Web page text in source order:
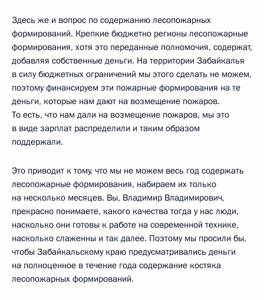
Здесь же и вопрос по содержанию лесопожарных
формирований. Крепкие бюджетно регионы лесопожарные
формирования, хотя это переданные полномочия, содержат,
добавляя собственные деньги. На территории Забайкалья
в силу бюджетных ограничений мы этого сделать не можем,
поэтому финансируем эти пожарные формирования на те
деньги, которые нам дают на возмещение пожаров.
То есть, что нам дали на возмещение пожаров, мы это
в виде зарплат распределили и таким образом
поддержали.
Это приводит к тому, что мы не можем весь год содержать
лесопожарные формирования, набираем их только
на несколько месяцев. Вы, Владимир Владимирович,
прекрасно понимаете, какого качества тогда у нас люди,
насколько они готовы к работе на современной технике,
насколько слаженны и так далее. Поэтому мы просили бы,
чтобы Забайкальскому краю предусматривались деньги
на полноценное в течение года содержание костяка
лесопожарных формирований.